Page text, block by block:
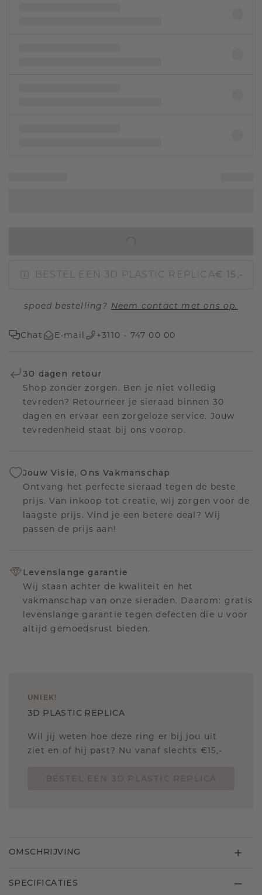
BESTEL EEN 3D PLASTIC REPLICA€ 15,-
spoed bestelling? Neem contact met ons op.
Chat E-mail +3110 - 747 00 00
30 dagen retour
Shop zonder zorgen. Ben je niet volledig
tevreden? Retourneer je sieraad binnen 30
dagen en ervaar een zorgeloze service. Jouw
tevredenheid staat bij ons voorop.
Jouw Visie, Ons Vakmanschap
Ontvang het perfecte sieraad tegen de beste
prijs. Van inkoop tot creatie, wij zorgen voor de
laagste prijs. Vind je een betere deal? Wij
passen de prijs aan!
Levenslange garantie
Wij staan achter de kwaliteit en het
vakmanschap van onze sieraden. Daarom: gratis
levenslange garantie tegen defecten die u voor
altijd gemoedsrust bieden.
UNIEK!
3D PLASTIC REPLICA
Wil jij weten hoe deze ring er bij jou uit
ziet en of hij past? Nu vanaf slechts €15,-
OMSCHRIJVING
SPECIFICATIES